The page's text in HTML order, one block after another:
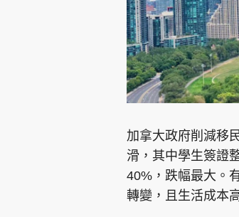
集團旗下品牌
東周刊
Oh!爸媽
加拿大政府削減移
滑，其中學生簽證
40%，跌幅最大。
轉變，且生活成本